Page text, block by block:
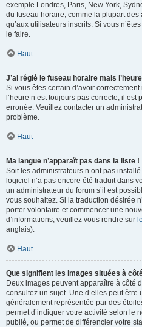
exemple Londres, Paris, New York,
du fuseau horaire, comme la plupart des
qu’aux utilisateurs inscrits. Si vous
le faire.
Haut
J’ai réglé le fuseau horaire mais
Si vous êtes certain d’avoir
l’heure n’est toujours pas correcte, il
erronée. Veuillez contacter un
problème.
Haut
Ma langue n’apparaît pas dans la liste !
Soit les administrateurs n’ont pas
logiciel n’a pas encore été traduit dans
un administrateur du forum s’il est
vous souhaitez. Si la traduction désirée
porter volontaire et commencer une
d’informations, veuillez vous rendre sur
anglais).
Haut
Que signifient les images situées à
Deux images peuvent apparaître à côté
consultez un sujet. Une d’elles peut
généralement représentée par des
permet d’indiquer votre activité selon le
publié, ou permet de différencier votre